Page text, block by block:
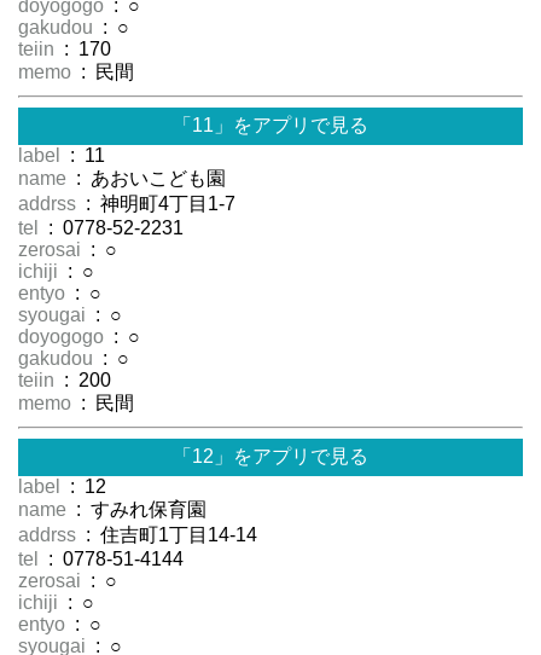
doyogogo : ○
gakudou : ○
teiin : 170
memo : 民間
「11」をアプリで見る
label
: 11
name : あおいこども園
addrss : 神明町4丁目1-7
tel
: 0778-52-2231
zerosai : ○
ichiji : ○
entyo : ○
syougai : ○
doyogogo : ○
gakudou : ○
teiin : 200
memo : 民間
「12」をアプリで見る
label
: 12
name : すみれ保育園
addrss : 住吉町1丁目14-14
tel
: 0778-51-4144
zerosai : ○
ichiji : ○
entyo : ○
syougai : ○